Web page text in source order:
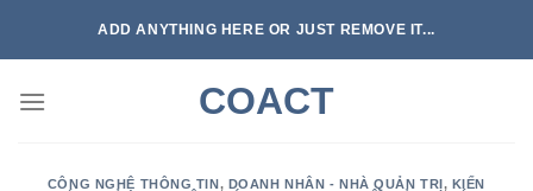
ADD ANYTHING HERE OR JUST REMOVE IT...
COACT
CÔNG NGHỆ THÔNG TIN, DOANH NHÂN - NHÀ QUẢN TRỊ, KIẾN